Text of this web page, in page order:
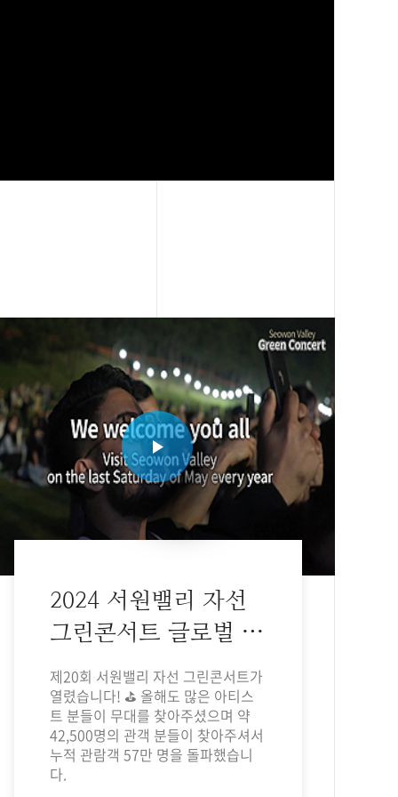
2024 서원밸리 자선
그린콘서트 글로벌 홍
보영상
제20회 서원밸리 자선 그린콘서트가
열렸습니다! ⛳ 올해도 많은 아티스
트 분들이 무대를 찾아주셨으며 약
42,500명의 관객 분들이 찾아주셔서
누적 관람객 57만 명을 돌파했습니
다.